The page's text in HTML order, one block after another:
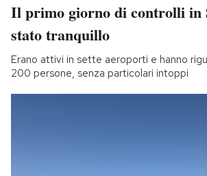
Il primo giorno di controlli in
stato tranquillo
Erano attivi in sette aeroporti e hanno
200 persone, senza particolari intoppi